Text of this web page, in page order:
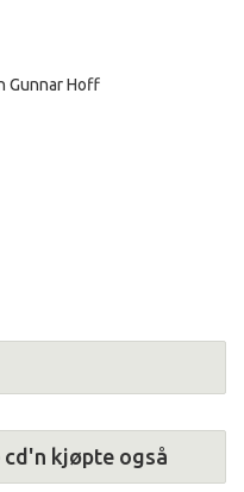
Gunnar Hoff
cd'n kjøpte også